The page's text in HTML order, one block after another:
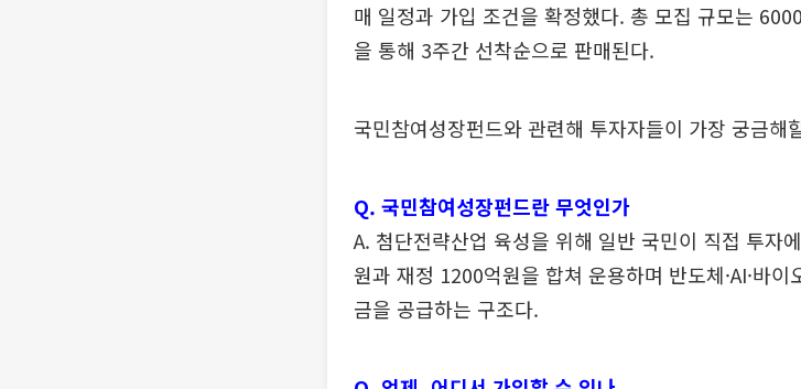
매 일정과 가입 조건을 확정했다. 총 모집 규모는
을 통해 3주간 선착순으로 판매된다.
국민참여성장펀드와 관련해 투자자들이 가장 궁금해
Q. 국민참여성장펀드란 무엇인가
A. 첨단전략산업 육성을 위해 일반 국민이 직접 투자
원과 재정 1200억원을 합쳐 운용하며 반도체·AI·바
금을 공급하는 구조다.